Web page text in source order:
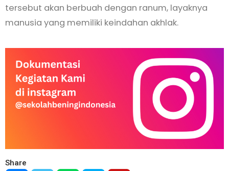
tersebut akan berbuah dengan ranum, layaknya
manusia yang memiliki keindahan akhlak.
Share